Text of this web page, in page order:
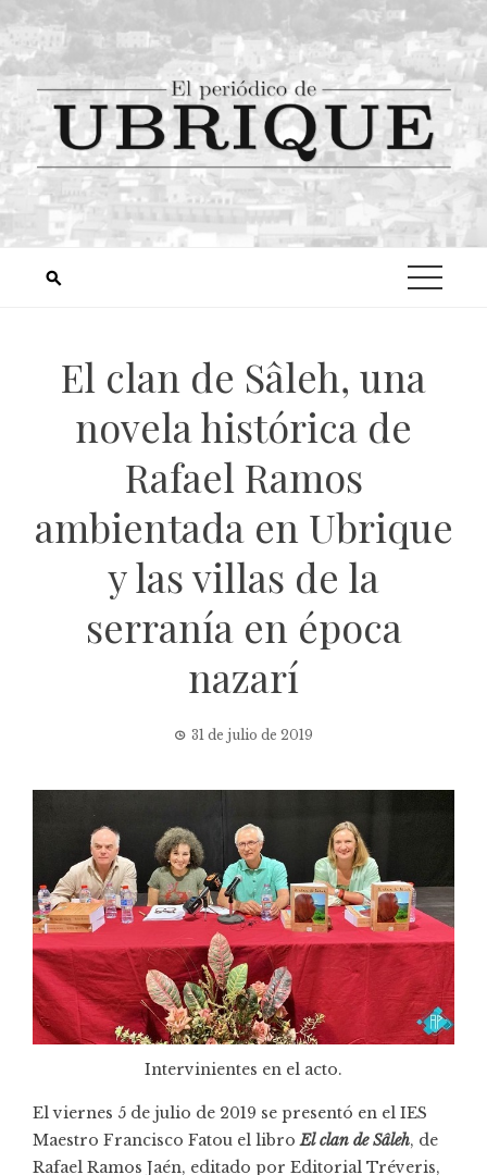
El clan de Sâleh, una
novela histórica de
Rafael Ramos
ambientada en Ubrique
y las villas de la
serranía en época
nazarí
31 de julio de 2019
Intervinientes en el acto.
El viernes 5 de julio de 2019 se presentó en el IES
Maestro Francisco Fatou el libroEl clan de Sâleh, de
Rafael Ramos Jaén, editado por Editorial Tréveris,